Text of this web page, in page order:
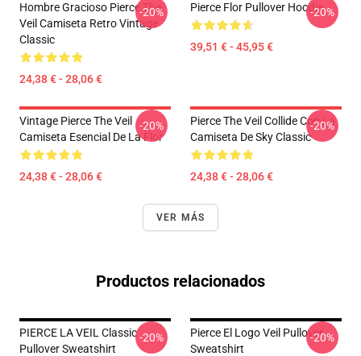
Hombre Gracioso Pierce The
Veil Camiseta Retro Vintage
Classic
24,38 € - 28,06 €
-20% Pierce Flor Pullover Hoodie
39,51 € - 45,95 €
-20%
Vintage Pierce The Veil
Camiseta Esencial De La Flor
24,38 € - 28,06 €
-20%
Pierce The Veil Collide Con La
Camiseta De Sky Classic
24,38 € - 28,06 €
-20%
VER MÁS
Productos relacionados
PIERCE LA VEIL Classic
Pullover Sweatshirt
-20%
Pierce El Logo Veil Pullover
Sweatshirt
-20%